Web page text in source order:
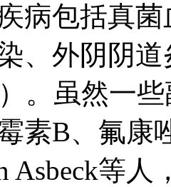
病包括真
、外阴阴
。虽然一
素B、氟康
Asbeck等人